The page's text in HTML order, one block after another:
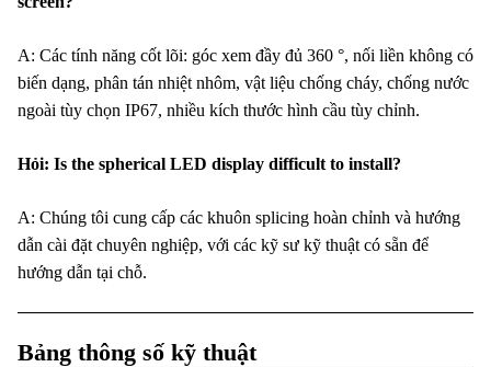
A: Các tính năng cốt lõi: góc xem đầy đủ 360 °, nối liền không có
biến dạng, phân tán nhiệt nhôm, vật liệu chống cháy, chống nước
ngoài tùy chọn IP67, nhiều kích thước hình cầu tùy chỉnh.
Hỏi: Is the spherical LED display difficult to install?
A: Chúng tôi cung cấp các khuôn splicing hoàn chỉnh và hướng
dẫn cài đặt chuyên nghiệp, với các kỹ sư kỹ thuật có sẵn để
hướng dẫn tại chỗ.
Bảng thông số kỹ thuật